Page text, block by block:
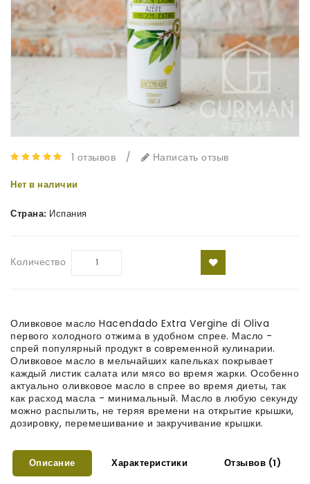
1 отзывов / Написать отзыв
Нет в наличии
Страна: Испания
Количество
Оливковое масло Hacendado Extra Verginе di Oliva
первого холодного отжима в удобном спрее. Масло -
спрей популярный продукт в современной кулинарии.
Оливковое масло в мельчайших капельках покрывает
каждый листик салата или мясо во время жарки. Особенно
актуально оливковое масло в спрее во время диеты, так
как расход масла - минимальный. Масло в любую секунду
можно распылить, не теряя времени на открытие крышки,
дозировку, перемешивание и закручивание крышки.
Описание Характеристики Отзывов (1)